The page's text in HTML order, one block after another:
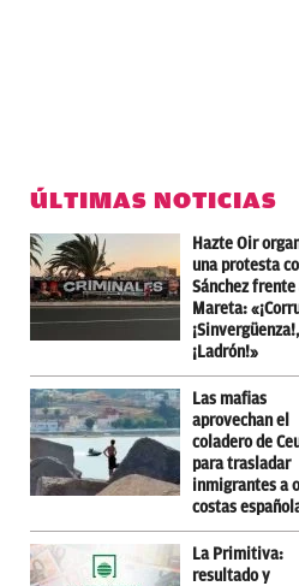
ÚLTIMAS NOTICIAS
Hazte Oir
una protesta
Sánchez frente
Mareta:
¡Sinvergüenza!,
¡Ladrón!»
Las mafias
aprovechan el
coladero de
para trasladar
inmigrantes a
costas
La Primitiva:
resultado y